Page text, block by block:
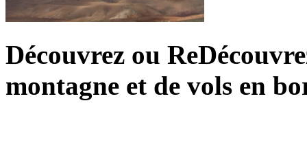
Découvrez ou
montagne et de vols en